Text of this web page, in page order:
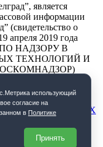
является
информации
(свидетельство о
апреля 2019 года
НАДЗОРУ В
ТЕХНОЛОГИЙ И
ДАННЫХ
использующий
согласие на
в Политике
Принять